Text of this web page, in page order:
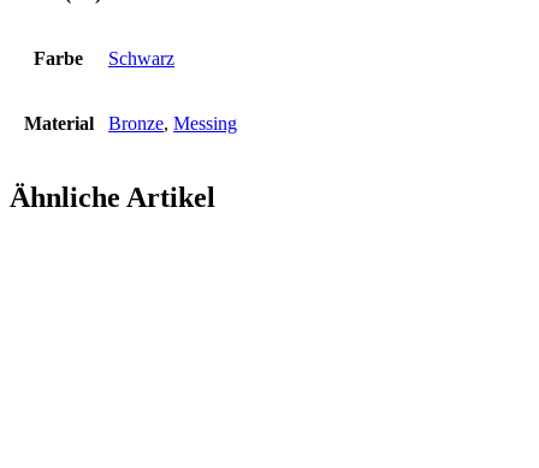
Farbe Schwarz
Material Bronze, Messing
Ähnliche Artikel